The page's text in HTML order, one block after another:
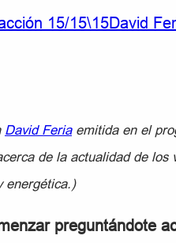
15/15\15David
David Feriaemitida en el
de la actualidad de
energética.)
preguntándote